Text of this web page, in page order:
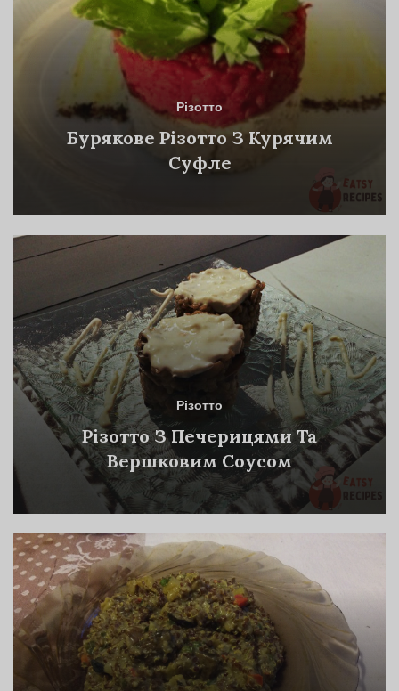
Різотто
Бурякове Різотто З Курячим
Суфле
Різотто
Різотто З Печерицями Та
Вершковим Соусом